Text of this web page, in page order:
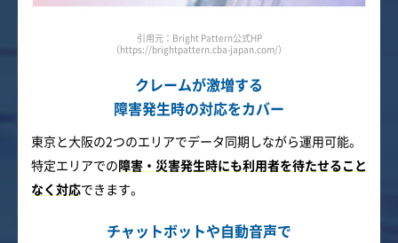
引用元：Bright Pattern公式HP
（https://brightpattern.cba-japan.com/）
クレームが激増する
障害発生時の対応をカバー
東京と大阪の2つのエリアでデータ同期しながら運用可能。
特定エリアでの障害・災害発生時にも利用者を待たせること
なく対応できます。
チャットボットや自動音声で